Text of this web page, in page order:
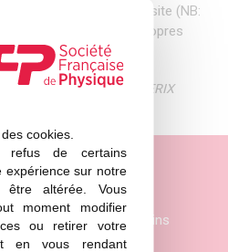
cookies.
de certains
expérience sur notre
être altérée. Vous
moment modifier
ou retirer votre
en vous rendant
conditions de votre visite (NB:
au LAL par leurs propres
expérimental LASERIX
invitations aux prochains
de Physique